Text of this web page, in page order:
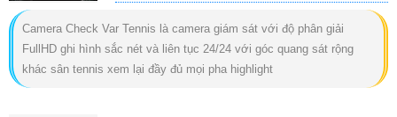
Camera Check Var Tennis là camera giám sát với độ phân giải
FullHD ghi hình sắc nét và liên tục 24/24 với góc quang sát rộng
khác sân tennis xem lại đầy đủ mọi pha highlight